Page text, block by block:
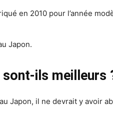
en 2010 pour l’année
Japon.
ils meilleurs
Japon, il ne devrait y avoir